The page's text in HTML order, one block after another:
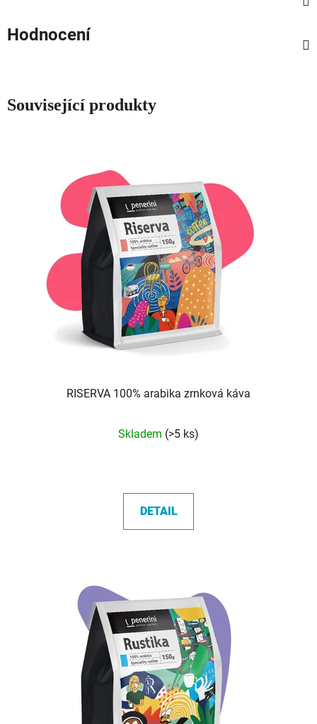
Hodnocení
Související produkty
RISERVA 100% arabika zrnková káva
hodnocení
5,0
z
Skladem (>5 ks)
DETAIL